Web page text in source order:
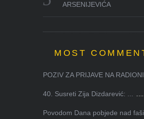
ARSENIJEVIĆA
MOST
POZIV ZA PRIJAVE NA
40. Susreti Zija Dizdarević: ...
Povodom Dana pobjede nad